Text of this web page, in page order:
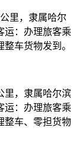
里，隶属哈尔
运：办理旅客乘
车货物发到。
里，隶属哈尔滨
运：办理旅客乘
整车、零担货物